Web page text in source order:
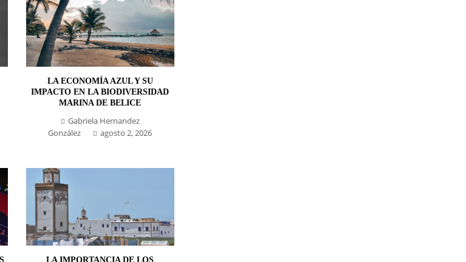
LA ECONOMÍA AZUL Y SU
IMPACTO EN LA BIODIVERSIDAD
MARINA DE BELICE
Gabriela Hernandez
González
agosto 2, 2026
LA IMPORTANCIA DE LOS